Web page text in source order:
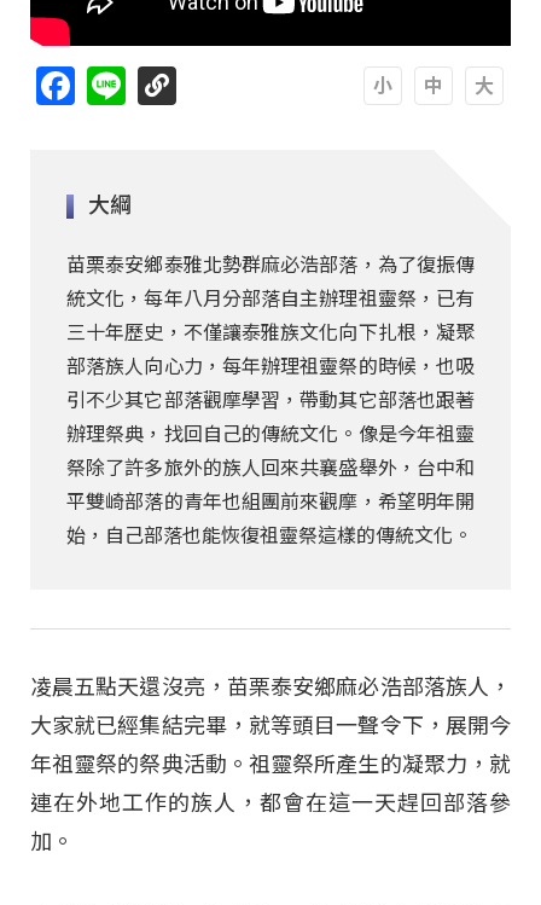
Facebook
Line
大綱
苗栗泰安鄉泰雅北勢群麻必浩部落，為了復振傳
統文化，每年八月分部落自主辦理祖靈祭，已有
三十年歷史，不僅讓泰雅族文化向下扎根，凝聚
部落族人向心力，每年辦理祖靈祭的時候，也吸
引不少其它部落觀摩學習，帶動其它部落也跟著
辦理祭典，找回自己的傳統文化。像是今年祖靈
祭除了許多旅外的族人回來共襄盛舉外，台中和
平雙崎部落的青年也組團前來觀摩，希望明年開
始，自己部落也能恢復祖靈祭這樣的傳統文化。
凌晨五點天還沒亮，苗栗泰安鄉麻必浩部落族人，
大家就已經集結完畢，就等頭目一聲令下，展開今
年祖靈祭的祭典活動。祖靈祭所產生的凝聚力，就
連在外地工作的族人，都會在這一天趕回部落參
加。